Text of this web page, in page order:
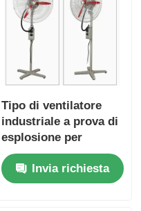
Tipo di ventilatore
industriale a prova di
esplosione per
impianti petroliferi e
di gasInvia richiesta